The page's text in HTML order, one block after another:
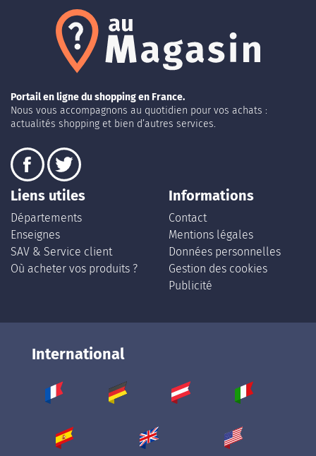
Portail en ligne du shopping en France.
Nous vous accompagnons au quotidien pour vos achats :
actualités shopping et bien d’autres services.
Liens utiles
Départements
Enseignes
SAV & Service client
Où acheter vos produits ?
Informations
Contact
Mentions légales
Données personnelles
Gestion des cookies
Publicité
International